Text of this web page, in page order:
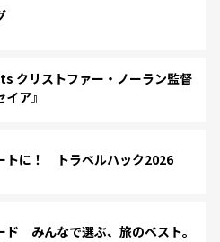
クリストファー・ノーラン監督
ア』
トに！ トラベルハック2026
ド みんなで選ぶ、旅のベスト。